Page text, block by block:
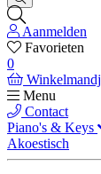
Aanmelden
Favorieten
0
Menu
Contact
Piano's & Keys
Akoestisch